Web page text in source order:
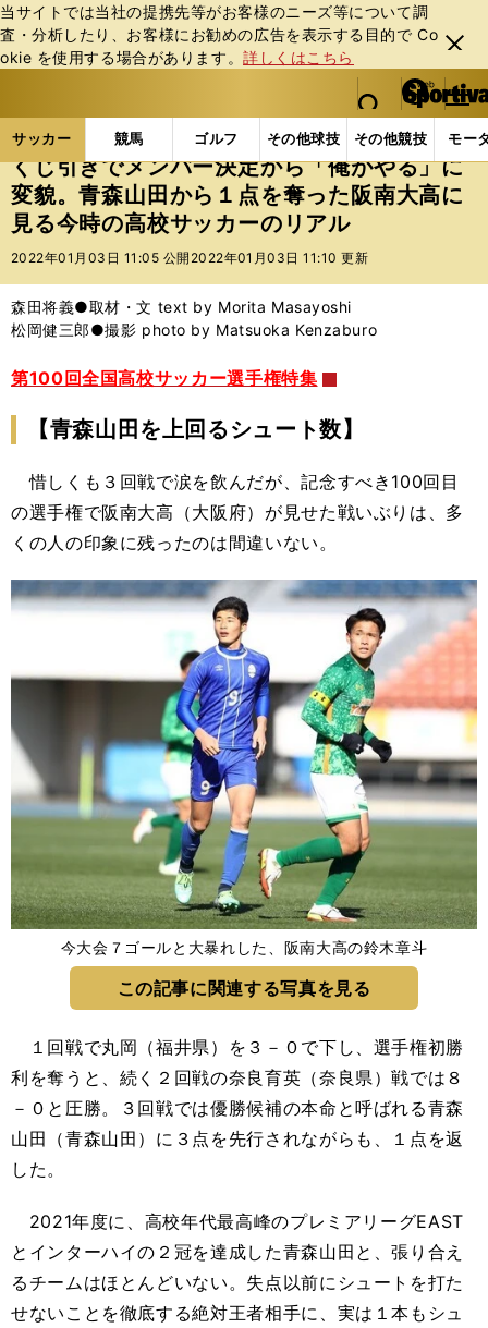
当サイトでは当社の提携先等がお客様のニーズ等について調
査・分析したり、お客様にお勧めの広告を表⽰する⽬的で Co
okie を使⽤する場合があります。詳しくはこちら
閉じ
る
web Sportiva (webスポルティーバ)
検索
マイペ
ー
ジ
メニュ
サッカー 競馬 ゴルフ その他球技 その他競技 モー
ス
ポ
ル
テ
ー
バ
サッカーの記事一覧 Jリーグ他 高校・ユース く
くじ引きでメンバー決定から「俺がやる」に
変貌。青森山田から１点を奪った阪南大高に
見る今時の高校サッカーのリアル
2022年01月03日 11:05 公開 2022年01月03日 11:10 更新
森田将義●取材・文 text by Morita Masayoshi
松岡健三郎●撮影 photo by Matsuoka Kenzaburo
第100回全国高校サッカー選手権特集
【青森山田を上回るシュート数】
惜しくも３回戦で涙を飲んだが、記念すべき100回目
の選手権で阪南大高（大阪府）が見せた戦いぶりは、多
くの人の印象に残ったのは間違いない。
今大会７ゴールと大暴れした、阪南大高の鈴木章斗
この記事に関連する写真を見る
１回戦で丸岡（福井県）を３－０で下し、選手権初勝
利を奪うと、続く２回戦の奈良育英（奈良県）戦では８
－０と圧勝。３回戦では優勝候補の本命と呼ばれる青森
山田（青森山田）に３点を先行されながらも、１点を返
した。
2021年度に、高校年代最高峰のプレミアリーグEAST
とインターハイの２冠を達成した青森山田と、張り合え
るチームはほとんどいない。失点以前にシュートを打た
せないことを徹底する絶対王者相手に、実は１本もシュ